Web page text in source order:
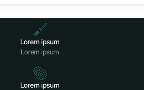
Lorem ipsum
Lorem ipsum
Lorem ipsum